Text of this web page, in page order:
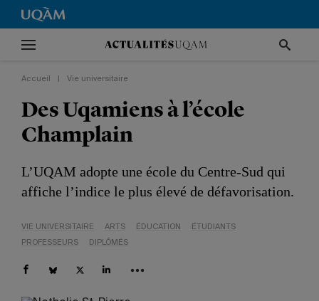
Accueil Vie universitaire
Des Uqamiens à l’école
Champlain
L’UQAM adopte une école du Centre-Sud qui
affiche l’indice le plus élevé de défavorisation.
VIE UNIVERSITAIRE ARTS ÉDUCATION
ÉTUDIANTS
PROFESSEURS
DIPLÔMÉS